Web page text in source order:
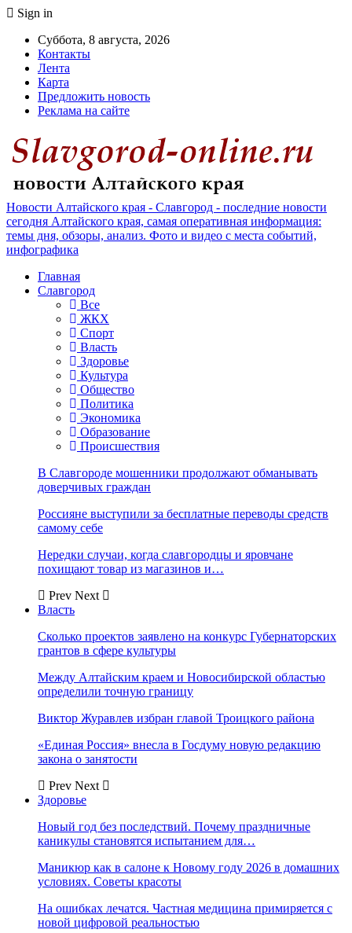
Sign in
Суббота, 8 августа, 2026
Контакты
Лента
Карта
Предложить новость
Реклама на сайте
Новости Алтайского края - Славгород - последние новости
сегодня Алтайского края, самая оперативная информация:
темы дня, обзоры, анализ. Фото и видео с места событий,
инфографика
Главная
Славгород
Все
ЖКХ
Спорт
Власть
Здоровье
Культура
Общество
Политика
Экономика
Образование
Происшествия
В Славгороде мошенники продолжают обманывать
доверчивых граждан
Россияне выступили за бесплатные переводы средств
самому себе
Нередки случаи, когда славгородцы и яровчане
похищают товар из магазинов и…
Prev Next
Власть
Сколько проектов заявлено на конкурс Губернаторских
грантов в сфере культуры
Между Алтайским краем и Новосибирской областью
определили точную границу
Виктор Журавлев избран главой Троицкого района
«Единая Россия» внесла в Госдуму новую редакцию
закона о занятости
Prev Next
Здоровье
Новый год без последствий. Почему праздничные
каникулы становятся испытанием для…
Маникюр как в салоне к Новому году 2026 в домашних
условиях. Советы красоты
На ошибках лечатся. Частная медицина примиряется с
новой цифровой реальностью